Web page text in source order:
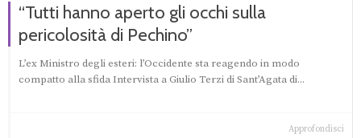
“Tutti hanno aperto gli occhi sulla
pericolosità di Pechino”
L’ex Ministro degli esteri: l’Occidente sta reagendo in modo
compatto alla sfida Intervista a Giulio Terzi di Sant’Agata di...
Approfondisci